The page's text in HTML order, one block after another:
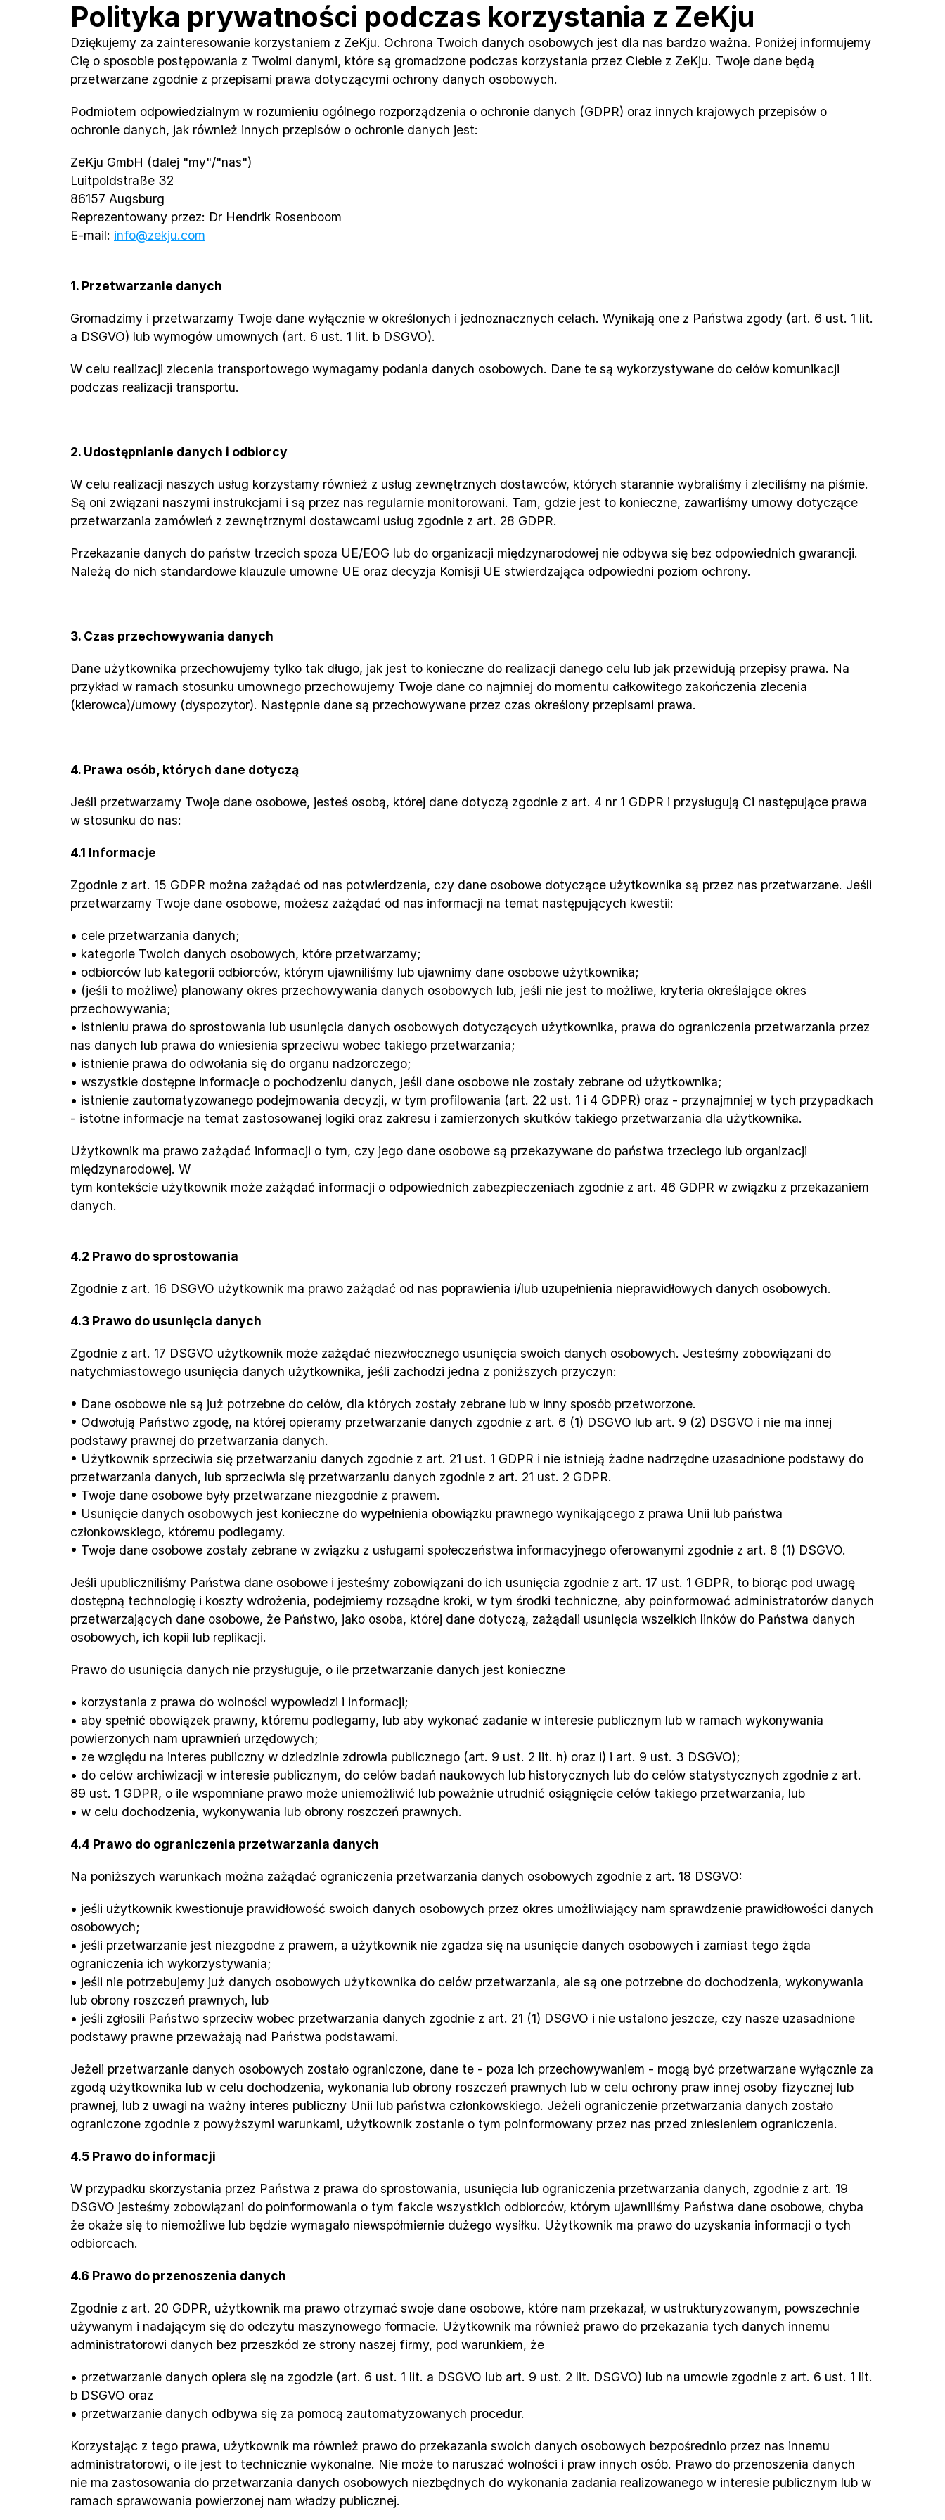
Polityka prywatności podczas korzystania z ZeKju
Dziękujemy za zainteresowanie korzystaniem z ZeKju. Ochrona Twoich danych osobowych jest dla nas bardzo ważna. Poniżej informujemy
Cię o sposobie postępowania z Twoimi danymi, które są gromadzone podczas korzystania przez Ciebie z ZeKju. Twoje dane będą
przetwarzane zgodnie z przepisami prawa dotyczącymi ochrony danych osobowych.
Podmiotem odpowiedzialnym w rozumieniu ogólnego rozporządzenia o ochronie danych (GDPR) oraz innych krajowych przepisów o
ochronie danych, jak również innych przepisów o ochronie danych jest:
ZeKju GmbH (dalej "my"/"nas")
Luitpoldstraße 32
86157 Augsburg
Reprezentowany przez: Dr Hendrik Rosenboom
E-mail: info@zekju.com
1. Przetwarzanie danych
Gromadzimy i przetwarzamy Twoje dane wyłącznie w określonych i jednoznacznych celach. Wynikają one z Państwa zgody (art. 6 ust. 1 lit.
a DSGVO) lub wymogów umownych (art. 6 ust. 1 lit. b DSGVO).
W celu realizacji zlecenia transportowego wymagamy podania danych osobowych. Dane te są wykorzystywane do celów komunikacji
podczas realizacji transportu.
2. Udostępnianie danych i odbiorcy
W celu realizacji naszych usług korzystamy również z usług zewnętrznych dostawców, których starannie wybraliśmy i zleciliśmy na piśmie.
Są oni związani naszymi instrukcjami i są przez nas regularnie monitorowani. Tam, gdzie jest to konieczne, zawarliśmy umowy dotyczące
przetwarzania zamówień z zewnętrznymi dostawcami usług zgodnie z art. 28 GDPR.
Przekazanie danych do państw trzecich spoza UE/EOG lub do organizacji międzynarodowej nie odbywa się bez odpowiednich gwarancji.
Należą do nich standardowe klauzule umowne UE oraz decyzja Komisji UE stwierdzająca odpowiedni poziom ochrony.
3. Czas przechowywania danych
Dane użytkownika przechowujemy tylko tak długo, jak jest to konieczne do realizacji danego celu lub jak przewidują przepisy prawa. Na
przykład w ramach stosunku umownego przechowujemy Twoje dane co najmniej do momentu całkowitego zakończenia zlecenia
(kierowca)/umowy (dyspozytor). Następnie dane są przechowywane przez czas określony przepisami prawa.
4. Prawa osób, których dane dotyczą
Jeśli przetwarzamy Twoje dane osobowe, jesteś osobą, której dane dotyczą zgodnie z art. 4 nr 1 GDPR i przysługują Ci następujące prawa
w stosunku do nas:
4.1 Informacje
Zgodnie z art. 15 GDPR można zażądać od nas potwierdzenia, czy dane osobowe dotyczące użytkownika są przez nas przetwarzane. Jeśli
przetwarzamy Twoje dane osobowe, możesz zażądać od nas informacji na temat następujących kwestii:
• cele przetwarzania danych;
• kategorie Twoich danych osobowych, które przetwarzamy;
• odbiorców lub kategorii odbiorców, którym ujawniliśmy lub ujawnimy dane osobowe użytkownika;
• (jeśli to możliwe) planowany okres przechowywania danych osobowych lub, jeśli nie jest to możliwe, kryteria określające okres
przechowywania;
• istnieniu prawa do sprostowania lub usunięcia danych osobowych dotyczących użytkownika, prawa do ograniczenia przetwarzania przez
nas danych lub prawa do wniesienia sprzeciwu wobec takiego przetwarzania;
• istnienie prawa do odwołania się do organu nadzorczego;
• wszystkie dostępne informacje o pochodzeniu danych, jeśli dane osobowe nie zostały zebrane od użytkownika;
• istnienie zautomatyzowanego podejmowania decyzji, w tym profilowania (art. 22 ust. 1 i 4 GDPR) oraz - przynajmniej w tych przypadkach
- istotne informacje na temat zastosowanej logiki oraz zakresu i zamierzonych skutków takiego przetwarzania dla użytkownika.
Użytkownik ma prawo zażądać informacji o tym, czy jego dane osobowe są przekazywane do państwa trzeciego lub organizacji
międzynarodowej. W
tym kontekście użytkownik może zażądać informacji o odpowiednich zabezpieczeniach zgodnie z art. 46 GDPR w związku z przekazaniem
danych.
4.2 Prawo do sprostowania
Zgodnie z art. 16 DSGVO użytkownik ma prawo zażądać od nas poprawienia i/lub uzupełnienia nieprawidłowych danych osobowych.
4.3 Prawo do usunięcia danych
Zgodnie z art. 17 DSGVO użytkownik może zażądać niezwłocznego usunięcia swoich danych osobowych. Jesteśmy zobowiązani do
natychmiastowego usunięcia danych użytkownika, jeśli zachodzi jedna z poniższych przyczyn:
• Dane osobowe nie są już potrzebne do celów, dla których zostały zebrane lub w inny sposób przetworzone.
• Odwołują Państwo zgodę, na której opieramy przetwarzanie danych zgodnie z art. 6 (1) DSGVO lub art. 9 (2) DSGVO i nie ma innej
podstawy prawnej do przetwarzania danych.
• Użytkownik sprzeciwia się przetwarzaniu danych zgodnie z art. 21 ust. 1 GDPR i nie istnieją żadne nadrzędne uzasadnione podstawy do
przetwarzania danych, lub sprzeciwia się przetwarzaniu danych zgodnie z art. 21 ust. 2 GDPR.
• Twoje dane osobowe były przetwarzane niezgodnie z prawem.
• Usunięcie danych osobowych jest konieczne do wypełnienia obowiązku prawnego wynikającego z prawa Unii lub państwa
członkowskiego, któremu podlegamy.
• Twoje dane osobowe zostały zebrane w związku z usługami społeczeństwa informacyjnego oferowanymi zgodnie z art. 8 (1) DSGVO.
Jeśli upubliczniliśmy Państwa dane osobowe i jesteśmy zobowiązani do ich usunięcia zgodnie z art. 17 ust. 1 GDPR, to biorąc pod uwagę
dostępną technologię i koszty wdrożenia, podejmiemy rozsądne kroki, w tym środki techniczne, aby poinformować administratorów danych
przetwarzających dane osobowe, że Państwo, jako osoba, której dane dotyczą, zażądali usunięcia wszelkich linków do Państwa danych
osobowych, ich kopii lub replikacji.
Prawo do usunięcia danych nie przysługuje, o ile przetwarzanie danych jest konieczne
• korzystania z prawa do wolności wypowiedzi i informacji;
• aby spełnić obowiązek prawny, któremu podlegamy, lub aby wykonać zadanie w interesie publicznym lub w ramach wykonywania
powierzonych nam uprawnień urzędowych;
• ze względu na interes publiczny w dziedzinie zdrowia publicznego (art. 9 ust. 2 lit. h) oraz i) i art. 9 ust. 3 DSGVO);
• do celów archiwizacji w interesie publicznym, do celów badań naukowych lub historycznych lub do celów statystycznych zgodnie z art.
89 ust. 1 GDPR, o ile wspomniane prawo może uniemożliwić lub poważnie utrudnić osiągnięcie celów takiego przetwarzania, lub
• w celu dochodzenia, wykonywania lub obrony roszczeń prawnych.
4.4 Prawo do ograniczenia przetwarzania danych
Na poniższych warunkach można zażądać ograniczenia przetwarzania danych osobowych zgodnie z art. 18 DSGVO:
• jeśli użytkownik kwestionuje prawidłowość swoich danych osobowych przez okres umożliwiający nam sprawdzenie prawidłowości danych
osobowych;
• jeśli przetwarzanie jest niezgodne z prawem, a użytkownik nie zgadza się na usunięcie danych osobowych i zamiast tego żąda
ograniczenia ich wykorzystywania;
• jeśli nie potrzebujemy już danych osobowych użytkownika do celów przetwarzania, ale są one potrzebne do dochodzenia, wykonywania
lub obrony roszczeń prawnych, lub
• jeśli zgłosili Państwo sprzeciw wobec przetwarzania danych zgodnie z art. 21 (1) DSGVO i nie ustalono jeszcze, czy nasze uzasadnione
podstawy prawne przeważają nad Państwa podstawami.
Jeżeli przetwarzanie danych osobowych zostało ograniczone, dane te - poza ich przechowywaniem - mogą być przetwarzane wyłącznie za
zgodą użytkownika lub w celu dochodzenia, wykonania lub obrony roszczeń prawnych lub w celu ochrony praw innej osoby fizycznej lub
prawnej, lub z uwagi na ważny interes publiczny Unii lub państwa członkowskiego. Jeżeli ograniczenie przetwarzania danych zostało
ograniczone zgodnie z powyższymi warunkami, użytkownik zostanie o tym poinformowany przez nas przed zniesieniem ograniczenia.
4.5 Prawo do informacji
W przypadku skorzystania przez Państwa z prawa do sprostowania, usunięcia lub ograniczenia przetwarzania danych, zgodnie z art. 19
DSGVO jesteśmy zobowiązani do poinformowania o tym fakcie wszystkich odbiorców, którym ujawniliśmy Państwa dane osobowe, chyba
że okaże się to niemożliwe lub będzie wymagało niewspółmiernie dużego wysiłku. Użytkownik ma prawo do uzyskania informacji o tych
odbiorcach.
4.6 Prawo do przenoszenia danych
Zgodnie z art. 20 GDPR, użytkownik ma prawo otrzymać swoje dane osobowe, które nam przekazał, w ustrukturyzowanym, powszechnie
używanym i nadającym się do odczytu maszynowego formacie. Użytkownik ma również prawo do przekazania tych danych innemu
administratorowi danych bez przeszkód ze strony naszej firmy, pod warunkiem, że
• przetwarzanie danych opiera się na zgodzie (art. 6 ust. 1 lit. a DSGVO lub art. 9 ust. 2 lit. DSGVO) lub na umowie zgodnie z art. 6 ust. 1 lit.
b DSGVO oraz
• przetwarzanie danych odbywa się za pomocą zautomatyzowanych procedur.
Korzystając z tego prawa, użytkownik ma również prawo do przekazania swoich danych osobowych bezpośrednio przez nas innemu
administratorowi, o ile jest to technicznie wykonalne. Nie może to naruszać wolności i praw innych osób. Prawo do przenoszenia danych
nie ma zastosowania do przetwarzania danych osobowych niezbędnych do wykonania zadania realizowanego w interesie publicznym lub w
ramach sprawowania powierzonej nam władzy publicznej.